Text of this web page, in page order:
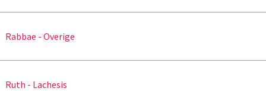
Rabbae - Overige
Ruth - Lachesis